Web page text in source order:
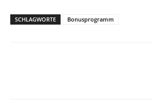
SCHLAGWORTE Bonusprogramm